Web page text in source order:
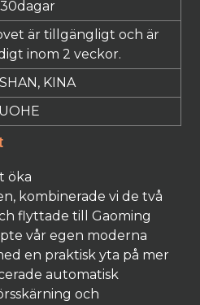
dagar
är tillgängligt och är
inom 2 veckor.
KINA
öka
kombinerade vi de två
flyttade till Gaoming
vår egen moderna
en praktisk yta på mer
automatisk
och